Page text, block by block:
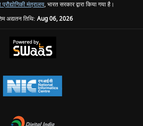
मंत्रालय, भारत सरकार द्वारा किया गया है।
अद्यतन तिथि: Aug 06, 2026